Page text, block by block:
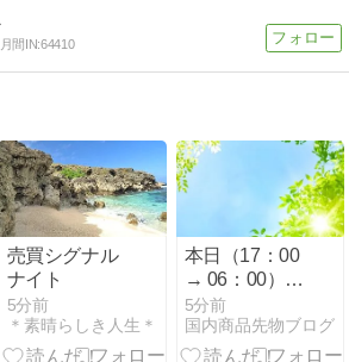
月間IN:64410
売買シグナル
ナイト
5分前
＊素晴らしき人生＊
本日（17：00
→ 06：00）の
売買サイン
5分前
国内商品先物ブログ